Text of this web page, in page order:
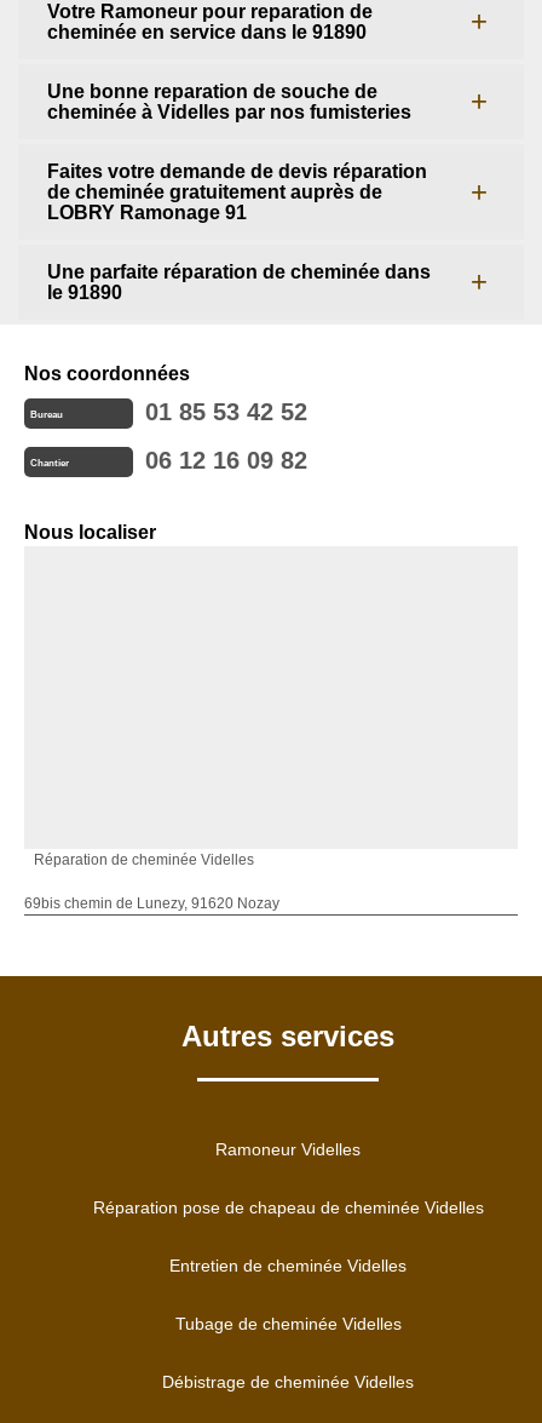
Votre Ramoneur pour reparation de
cheminée en service dans le 91890
Une bonne reparation de souche de
cheminée à Videlles par nos fumisteries
Faites votre demande de devis réparation
de cheminée gratuitement auprès de
LOBRY Ramonage 91
Une parfaite réparation de cheminée dans
le 91890
Nos coordonnées
Bureau 01 85 53 42 52
Chantier 06 12 16 09 82
Nous localiser
Réparation de cheminée Videlles
69bis chemin de Lunezy, 91620 Nozay
Autres services
Ramoneur Videlles
Réparation pose de chapeau de cheminée Videlles
Entretien de cheminée Videlles
Tubage de cheminée Videlles
Débistrage de cheminée Videlles